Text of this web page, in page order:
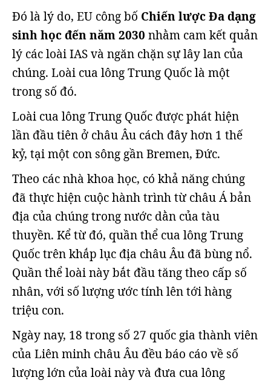
Đó là lý do, EU công bố Chiến lược Đa dạng
sinh học đến năm 2030 nhằm cam kết quản
lý các loài IAS và ngăn chặn sự lây lan của
chúng. Loài cua lông Trung Quốc là một
trong số đó.
Loài cua lông Trung Quốc được phát hiện
lần đầu tiên ở châu Âu cách đây hơn 1 thế
kỷ, tại một con sông gần Bremen, Đức.
Theo các nhà khoa học, có khả năng chúng
đã thực hiện cuộc hành trình từ châu Á bản
địa của chúng trong nước dằn của tàu
thuyền. Kể từ đó, quần thể cua lông Trung
Quốc trên khắp lục địa châu Âu đã bùng nổ.
Quần thể loài này bắt đầu tăng theo cấp số
nhân, với số lượng ước tính lên tới hàng
triệu con.
Ngày nay, 18 trong số 27 quốc gia thành viên
của Liên minh châu Âu đều báo cáo về số
lượng lớn của loài này và đưa cua lông